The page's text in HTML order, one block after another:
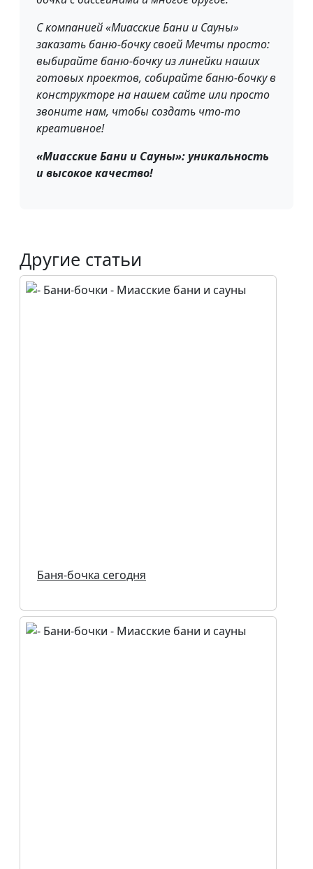
С компанией «Миасские Бани и Сауны»
заказать баню-бочку своей Мечты просто:
выбирайте баню-бочку из линейки наших
готовых проектов, собирайте баню-бочку в
конструкторе на нашем сайте или просто
звоните нам, чтобы создать что-то
креативное!
«Миасские Бани и Сауны»: уникальность
и высокое качество!
Другие статьи
Баня-бочка сегодня